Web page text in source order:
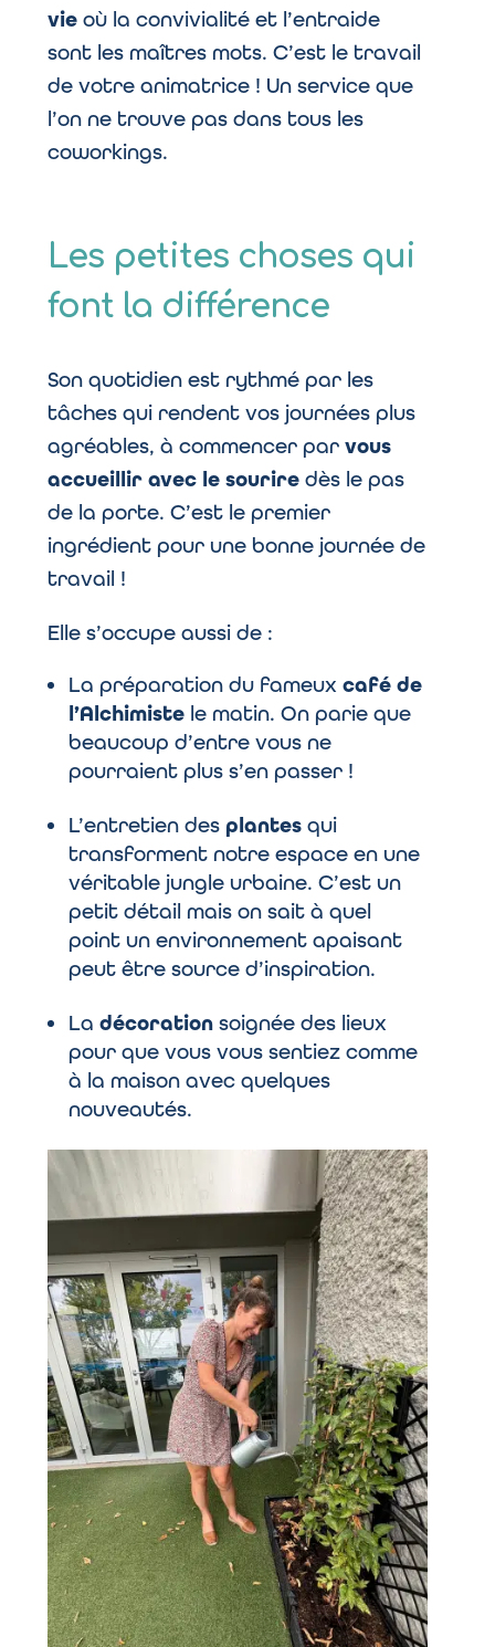
vie où la convivialité et l’entraide
sont les maîtres mots. C’est le travail
de votre animatrice ! Un service que
l’on ne trouve pas dans tous les
coworkings.
Les petites choses qui
font la différence
Son quotidien est rythmé par les
tâches qui rendent vos journées plus
agréables, à commencer par vous
accueillir avec le sourire dès le pas
de la porte. C’est le premier
ingrédient pour une bonne journée de
travail !
Elle s’occupe aussi de :
La préparation du fameux café de
l’Alchimiste le matin. On parie que
beaucoup d’entre vous ne
pourraient plus s’en passer !
L’entretien des plantes qui
transforment notre espace en une
véritable jungle urbaine. C’est un
petit détail mais on sait à quel
point un environnement apaisant
peut être source d’inspiration.
La décoration soignée des lieux
pour que vous vous sentiez comme
à la maison avec quelques
nouveautés.